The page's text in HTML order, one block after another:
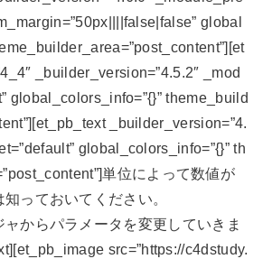
global
_builder_version=”4.5.2″ _mod
global_colors_info=”{}” theme_build
_builder_version=”4.
global_colors_info=”{}” th
単位によって数値が
っておいてください。
からパラメータを変更していきま
src=”https://c4dstudy.